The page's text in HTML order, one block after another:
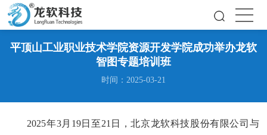
平顶山工业职业技术学院资源开发学院成功举办龙软
智图专题培训班
时间：2025-03-21
2025年3月19日至21日，北京龙软科技股份有限公司与